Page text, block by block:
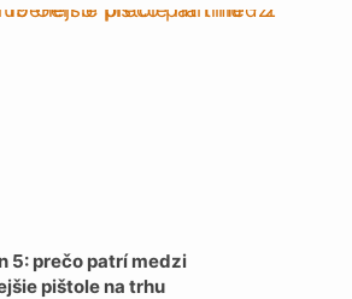
5: prečo patrí medzi
pištole na trhu